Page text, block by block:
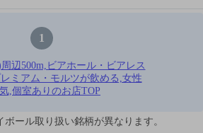
1
辺500m,ビアホール・ビアレス
ミアム・モルツが飲める,女性
,個室ありのお店TOP
ール取り扱い銘柄が異なります。